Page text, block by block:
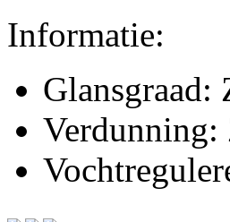
Informatie:
Glansgraad:
Verdunning: